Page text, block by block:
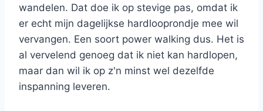
wandelen. Dat doe ik op stevige pas, omdat ik
er echt mijn dagelijkse hardlooprondje mee wil
vervangen. Een soort power walking dus. Het is
al vervelend genoeg dat ik niet kan hardlopen,
maar dan wil ik op z'n minst wel dezelfde
inspanning leveren.